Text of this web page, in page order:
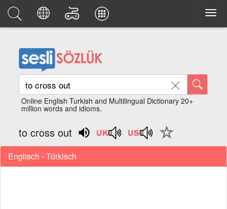
Online English Turkish and Multilingual Dictionary 20+
million words and idioms.
to cross out
Englisch - Türkisch